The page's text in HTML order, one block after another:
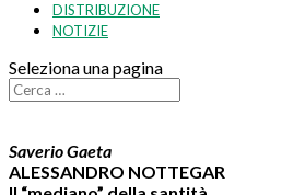
DISTRIBUZIONE
NOTIZIE
Seleziona una pagina
Saverio Gaeta
ALESSANDRO NOTTEGAR